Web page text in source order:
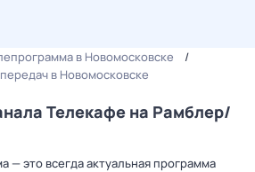
в Новомосковске
в Новомосковске
Телекафе на Рамблер/
— это всегда актуальная программа